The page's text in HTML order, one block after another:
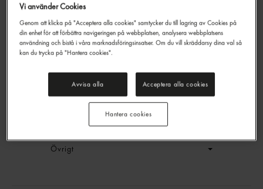
Sprite Zero33cl
EAN: 5449000259875
Generell produktinfo
Övrigt
Vi använder Cookies
Genom att klicka på "Acceptera alla cookies" samtycker du till lagring av Cookies på
din enhet för att förbättra navigeringen på webbplatsen, analysera webbplatsens
användning och bistå i våra marknadsföringsinsatser. Om du vill skräddarsy dina val så
kan du trycka på "Hantera cookies".
Avvisa alla Acceptera alla cookies
Hantera cookies